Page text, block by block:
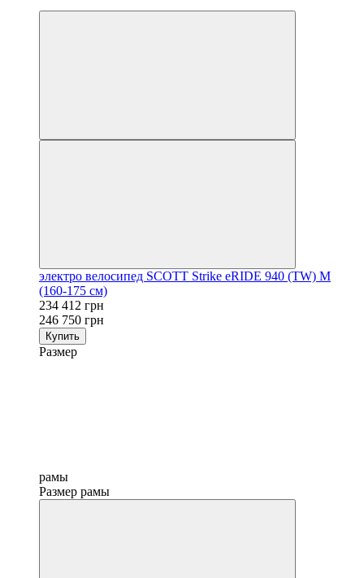
электро велосипед SCOTT Strike eRIDE 940 (TW) M
(160-175 см)
234 412 грн
246 750 грн
Купить
Размер
рамы
Размер рамы